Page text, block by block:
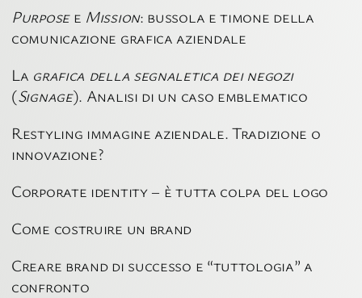
Purposee Mission: bussola e timone della
comunicazione grafica aziendale
La grafica della segnaletica dei negozi
(Signage). Analisi di un caso emblematico
Restyling immagine aziendale. Tradizione o
innovazione?
Corporate identity – è tutta colpa del logo
Come costruire un brand
Creare brand di successo e “tuttologia” a
confronto